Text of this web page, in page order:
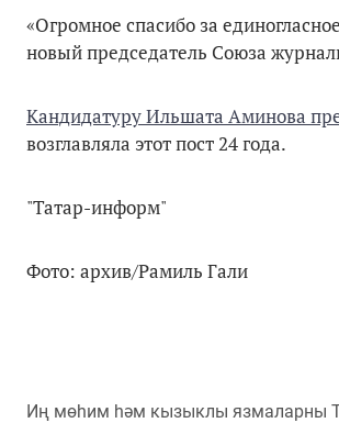
«Огромное спасибо за
новый председатель Союза
Кандидатуру Ильшата Аминова
возглавляла этот пост 24 года.
"Татар-информ"
Фото: архив/Рамиль Гали
Иң мөһим һәм кызыклы язмаларны